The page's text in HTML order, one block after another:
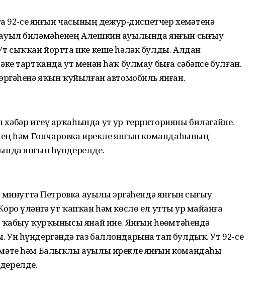
92-се янғын часының дежур-диспетчер хеҙмәтенә
биләмәһенең Алешкин ауылында янғын сығыу
сыҡҡан йортта ике кеше һәләк булды. Алдан
тартҡанда ут менән һаҡ булмау быға сәбәпсе булған.
яҡын ҡуйылған автомобиль янған.
итеү арҡаһында ут ҙур территорияны биләгәйне.
һәм Гончаровка ирекле янғын командаһының
янғын һүндерелде.
минутта Петровка ауылы эргәһендә янғын сығыу
үләнгә ут ҡапҡан һәм көслө ел утты ҙур майҙанға
ҡабыу ҡурҡынысы янай ине. Янғын һөҙөмтәһендә
һүндергәндә газ баллондарына тап булдыҡ. Ут 92-се
һәм Балыҡлы ауылы ирекле янғын командаһы